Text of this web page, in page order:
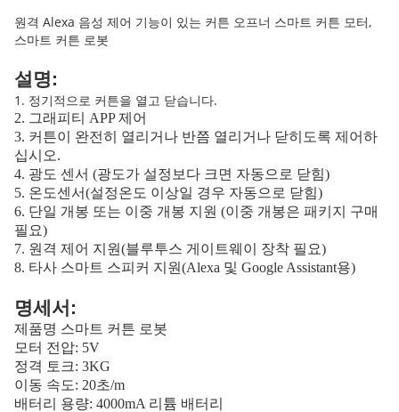
원격 Alexa 음성 제어 기능이 있는 커튼 오프너 스마트 커튼 모터,
스마트 커튼 로봇
설명:
1. 정기적으로 커튼을 열고 닫습니다.
2. 그래피티 APP 제어
3. 커튼이 완전히 열리거나 반쯤 열리거나 닫히도록 제어하
십시오.
4. 광도 센서 (광도가 설정보다 크면 자동으로 닫힘)
5. 온도센서(설정온도 이상일 경우 자동으로 닫힘)
6. 단일 개봉 또는 이중 개봉 지원 (이중 개봉은 패키지 구매
필요)
7. 원격 제어 지원(블루투스 게이트웨이 장착 필요)
8. 타사 스마트 스피커 지원(Alexa 및 Google Assistant용)
명세서:
제품명 스마트 커튼 로봇
모터 전압: 5V
정격 토크: 3KG
이동 속도: 20초/m
배터리 용량: 4000mA 리튬 배터리